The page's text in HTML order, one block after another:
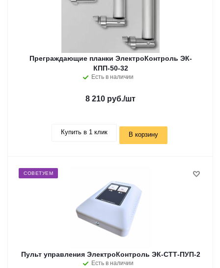
Преграждающие планки ЭлектроКонтроль ЭК-
КПП-50-32
Есть в наличии
8 210 руб./шт
Купить в 1 клик В корзину
СОВЕТУЕМ
Пульт управления ЭлектроКонтроль ЭК-СТТ-ПУП-2
Есть в наличии